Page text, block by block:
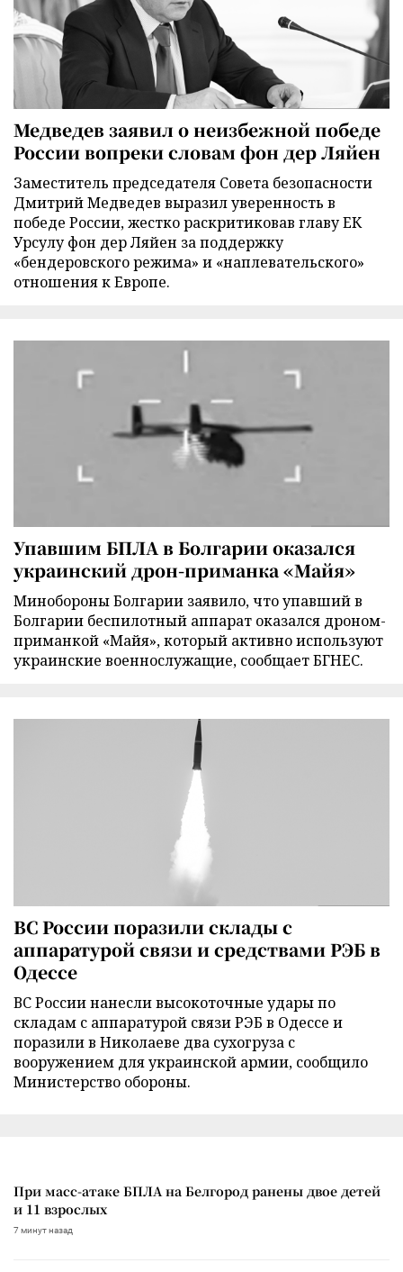
Медведев заявил о неизбежной победе
России вопреки словам фон дер Ляйен
Заместитель председателя Совета безопасности
Дмитрий Медведев выразил уверенность в
победе России, жестко раскритиковав главу ЕК
Урсулу фон дер Ляйен за поддержку
«бендеровского режима» и «наплевательского»
отношения к Европе.
Упавшим БПЛА в Болгарии оказался
украинский дрон-приманка «Майя»
Минобороны Болгарии заявило, что упавший в
Болгарии беспилотный аппарат оказался дроном-
приманкой «Майя», который активно используют
украинские военнослужащие, сообщает БГНЕС.
ВС России поразили склады с
аппаратурой связи и средствами РЭБ в
Одессе
ВС России нанесли высокоточные удары по
складам с аппаратурой связи РЭБ в Одессе и
поразили в Николаеве два сухогруза с
вооружением для украинской армии, сообщило
Министерство обороны.
При масс-атаке БПЛА на Белгород ранены двое детей
и 11 взрослых
7 минут назад